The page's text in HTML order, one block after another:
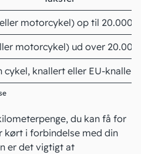
motorcykel) op til 20.000
motorcykel) ud over
cykel, knallert eller EU-knallert
du kan få for
kørt i forbindelse med din
er det vigtigt at